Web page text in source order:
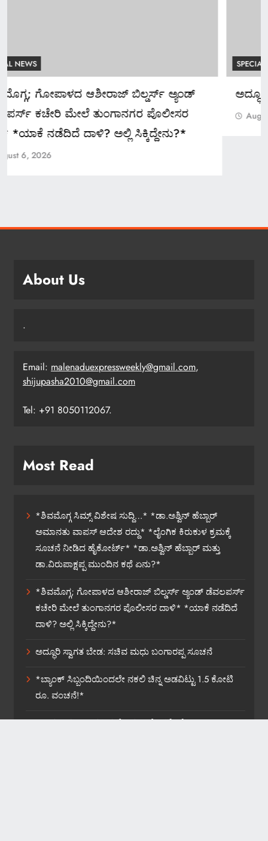
SPECIAL NEWS
ಅದ್ಧೂರಿ ಸ್ವಾಗತ ಬೇಡ: ಸಚಿವ ಮಧು ಬಂಗಾರಪ್ಪ ಸೂಚನೆ
August 6, 2026
About Us
.
Email: malenaduexpressweekly@gmail.com,
shijupasha2010@gmail.com
Tel: +91 8050112067.
Most Read
*ಶಿವಮೊಗ್ಗ ಸಿಮ್ಸ್ ವಿಶೇಷ ಸುದ್ದಿ…* *ಡಾ.ಅಶ್ವಿನ್ ಹೆಬ್ಬಾರ್
ಅಮಾನತು ವಾಪಸ್ ಆದೇಶ ರದ್ದು* *ಲೈಂಗಿಕ ಕಿರುಕುಳ ಕ್ರಮಕ್ಕೆ
ಸೂಚನೆ ನೀಡಿದ ಹೈಕೋರ್ಟ್* *ಡಾ.ಅಶ್ವಿನ್ ಹೆಬ್ಬಾರ್ ಮತ್ತು
ಡಾ.ವಿರುಪಾಕ್ಷಪ್ಪ ಮುಂದಿನ ಕಥೆ ಏನು?*
*ಶಿವಮೊಗ್ಗ; ಗೋಪಾಳದ ಆಶೀರಾಜ್ ಬಿಲ್ಡರ್ಸ್ ಅ್ಯಂಡ್ ಡೆವಲಪರ್ಸ್
ಕಚೇರಿ ಮೇಲೆ ತುಂಗಾನಗರ ಪೊಲೀಸರ ದಾಳಿ* *ಯಾಕೆ ನಡೆದಿದೆ
ದಾಳಿ? ಅಲ್ಲಿ ಸಿಕ್ಕಿದ್ದೇನು?*
ಅದ್ಧೂರಿ ಸ್ವಾಗತ ಬೇಡ: ಸಚಿವ ಮಧು ಬಂಗಾರಪ್ಪ ಸೂಚನೆ
*ಬ್ಯಾಂಕ್ ಸಿಬ್ಬಂದಿಯಿಂದಲೇ ನಕಲಿ ಚಿನ್ನ ಅಡವಿಟ್ಟು 1.5 ಕೋಟಿ
ರೂ. ವಂಚನೆ!*
*ಡಾಕ್ಟರ್ ಸರ್ಜಿ ಆತ್ಮವಿಮರ್ಶೆ ಮಾಡಿಕೊಳ್ಳಲಿ: ವೈ.ಎಚ್.ಎನ್.*